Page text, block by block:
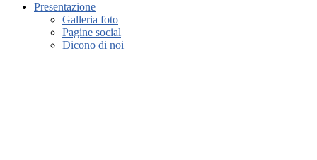
Presentazione
Galleria foto
Pagine social
Dicono di noi